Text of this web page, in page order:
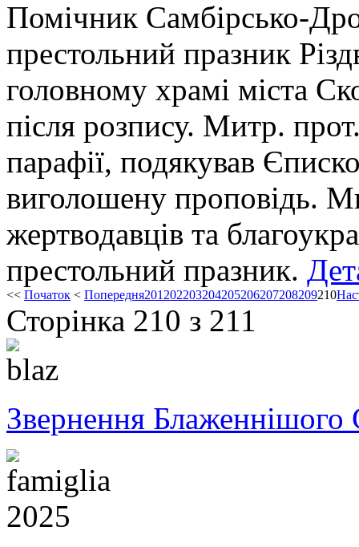
Помічник Самбірсько-
престольний празник
головному храмі міста
після розпису. Митр.
парафії, подякував
виголошену проповідь.
жертводавців та
престольний празник.
<< Початок < Попередня201 202203204205206207208209210
Сторінка 210 з 211
Звернення Блаженнішого